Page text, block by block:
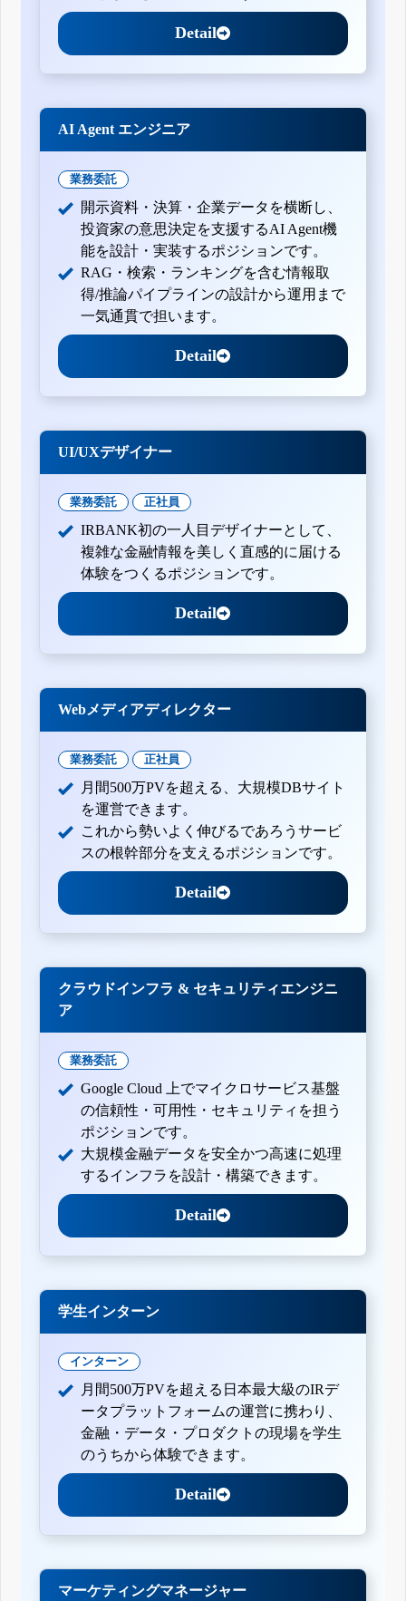
Detail
AI Agent エンジニア
業務委託
開示資料・決算・企業データを横断し、
投資家の意思決定を支援するAI Agent機
能を設計・実装するポジションです。
RAG・検索・ランキングを含む情報取
得/推論パイプラインの設計から運用まで
一気通貫で担います。
Detail
UI/UXデザイナー
業務委託 正社員
IRBANK初の一人目デザイナーとして、
複雑な金融情報を美しく直感的に届ける
体験をつくるポジションです。
Detail
Webメディアディレクター
業務委託 正社員
月間500万PVを超える、大規模DBサイト
を運営できます。
これから勢いよく伸びるであろうサービ
スの根幹部分を支えるポジションです。
Detail
クラウドインフラ & セキュリティエンジニ
ア
業務委託
Google Cloud 上でマイクロサービス基盤
の信頼性・可用性・セキュリティを担う
ポジションです。
大規模金融データを安全かつ高速に処理
するインフラを設計・構築できます。
Detail
学生インターン
インターン
月間500万PVを超える日本最大級のIRデ
ータプラットフォームの運営に携わり、
金融・データ・プロダクトの現場を学生
のうちから体験できます。
Detail
マーケティングマネージャー